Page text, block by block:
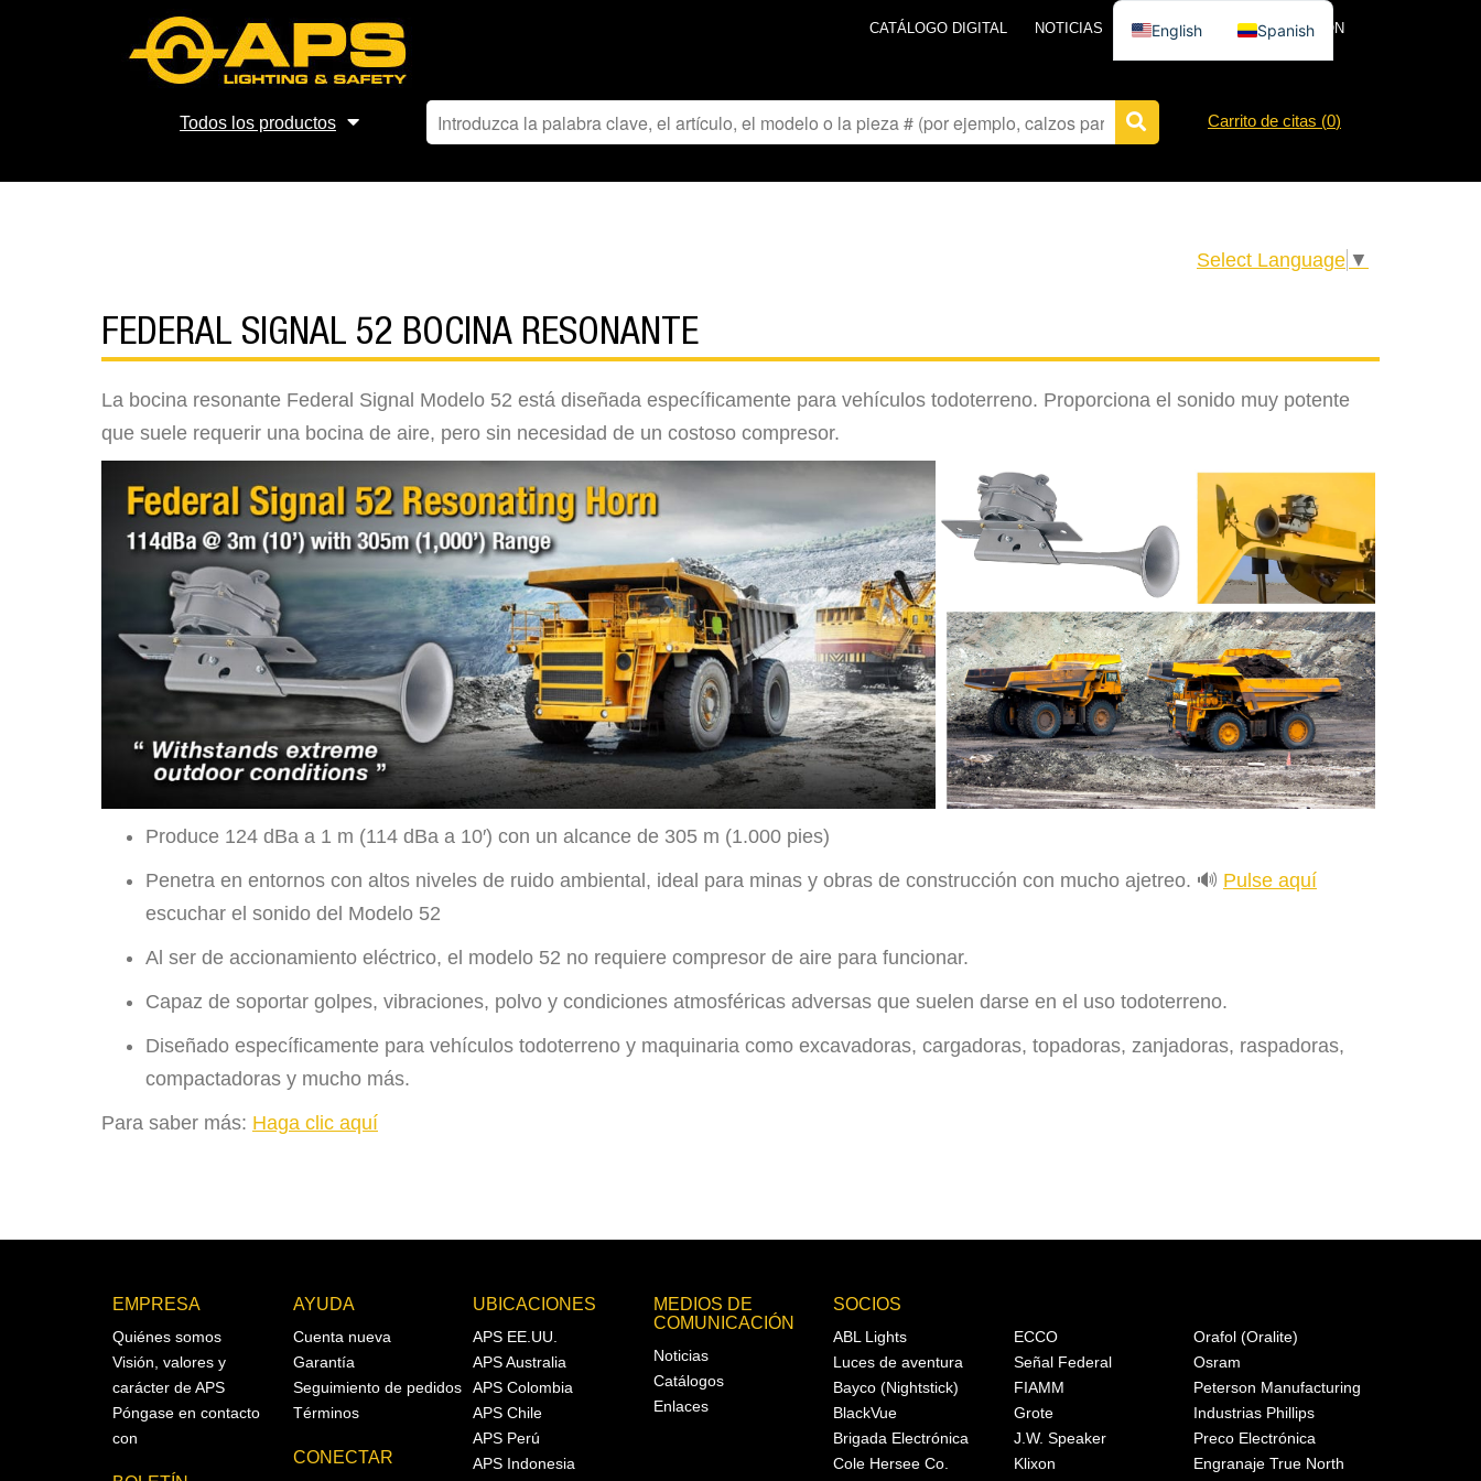
CATÁLOGO DIGITAL NOTICIAS PÓNGASE EN CONTACTO CON
Todos los productos Carrito de citas (0)
Select Language ▼
FEDERAL SIGNAL 52 BOCINA RESONANTE
La bocina resonante Federal Signal Modelo 52 está diseñada específicamente para vehículos todoterreno. Proporciona el sonido muy potente
que suele requerir una bocina de aire, pero sin necesidad de un costoso compresor.
Produce 124 dBa a 1 m (114 dBa a 10′) con un alcance de 305 m (1.000 pies)
Penetra en entornos con altos niveles de ruido ambiental, ideal para minas y obras de construcción con mucho ajetreo. 🔊 Pulse aquí
escuchar el sonido del Modelo 52
Al ser de accionamiento eléctrico, el modelo 52 no requiere compresor de aire para funcionar.
Capaz de soportar golpes, vibraciones, polvo y condiciones atmosféricas adversas que suelen darse en el uso todoterreno.
Diseñado específicamente para vehículos todoterreno y maquinaria como excavadoras, cargadoras, topadoras, zanjadoras, raspadoras,
compactadoras y mucho más.
Para saber más: Haga clic aquí
EMPRESA
Quiénes somos
Visión, valores y
carácter de APS
Póngase en contacto
con
AYUDA
Cuenta nueva
Garantía
Seguimiento de pedidos
Términos
CONECTAR
UBICACIONES
APS EE.UU.
APS Australia
APS Colombia
APS Chile
APS Perú
APS Indonesia
MEDIOS DE
COMUNICACIÓN
Noticias
Catálogos
Enlaces
SOCIOS
ABL Lights
Luces de aventura
Bayco (Nightstick)
BlackVue
Brigada Electrónica
Cole Hersee Co.
ECCO
Señal Federal
FIAMM
Grote
J.W. Speaker
Klixon
Orafol (Oralite)
Osram
Peterson Manufacturing
Industrias Phillips
Preco Electrónica
Engranaje True North
English Spanish